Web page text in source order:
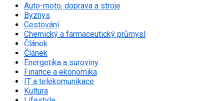
Auto-moto, doprava a stroje
Byznys
Cestování
Chemický a farmaceutický průmysl
Článek
Článek
Energetika a suroviny
Finance a ekonomika
IT a telekomunikace
Kultura